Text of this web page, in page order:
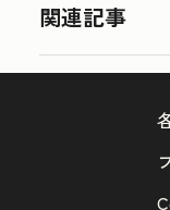
関連記事